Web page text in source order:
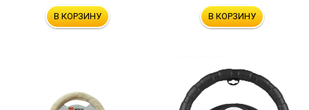
В КОРЗИНУ В КОРЗИНУ